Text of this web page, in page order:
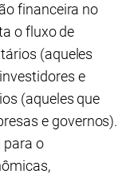
financeira no
o fluxo de
(aqueles
e
(aqueles que
e governos).
para o